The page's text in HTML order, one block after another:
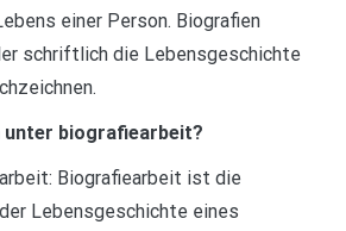
einer Person. Biografien
schriftlich die Lebensgeschichte
unter biografiearbeit?
Biografiearbeit ist die
Lebensgeschichte eines